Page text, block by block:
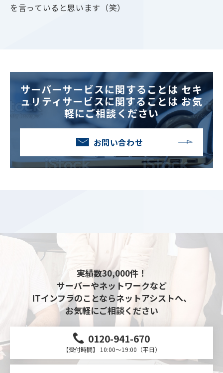
を言っていると思います（笑）
サーバーサービスに関することはセキ
ュリティサービスに関することはお気
軽にご相談ください
お問い合わせ
実績数30,000件！
サーバーやネットワークなど
ITインフラのことならネットアシストへ、
お気軽にご相談ください
0120-941-670
【受付時間】 10:00～19:00（平日）